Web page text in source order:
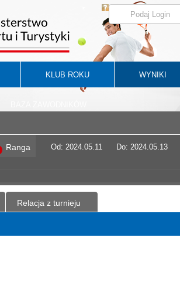
KLUB ROKU WYNIKI
Ranga Od: 2024.05.11 Do: 2024.05.13
Relacja z turnieju